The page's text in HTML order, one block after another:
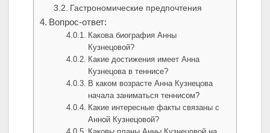
Гастрономические предпочтения
Вопрос-ответ:
Какова биография Анны
Кузнецовой?
Какие достижения имеет Анна
Кузнецова в теннисе?
В каком возрасте Анна Кузнецова
начала заниматься теннисом?
Какие интересные факты связаны с
Анной Кузнецовой?